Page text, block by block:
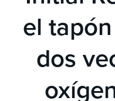
el
dos